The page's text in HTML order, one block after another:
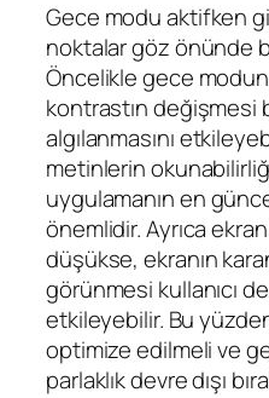
Gece modu aktifken
noktalar göz önünde
Öncelikle gece
kontrastın değişmesi
algılanmasını
metinlerin
uygulamanın en
önemlidir. Ayrıca
düşükse, ekranın
görünmesi kullanıcı
etkileyebilir. Bu
optimize edilmeli ve
parlaklık devre dışı